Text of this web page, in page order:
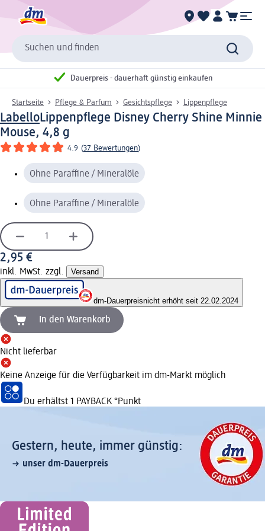
Suchen und finden
Dauerpreis - dauerhaft günstig einkaufen
Startseite Pflege & Parfum Gesichtspflege Lippenpflege
LabelloLippenpflege Disney Cherry Shine Minnie
Mouse, 4,8 g
4.9 (37 Bewertungen)
Ohne Paraffine / Mineralöle
Ohne Paraffine / Mineralöle
2,95 €
inkl. MwSt. zzgl. Versand
dm-Dauerpreisnicht erhöht seit 22.02.2024
In den Warenkorb
Nicht lieferbar
Keine Anzeige für die Verfügbarkeit im dm-Markt möglich
Du erhältst 1 PAYBACK °Punkt
Gestern, heute, immer günstig:
unser dm-Dauerpreis